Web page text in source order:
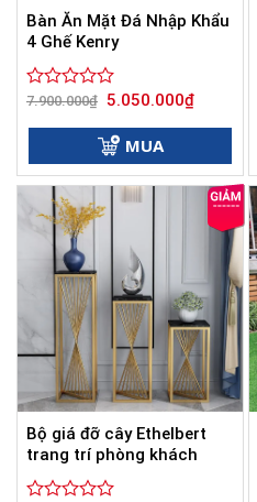
Bàn Ăn Mặt Đá Nhập Khẩu
4 Ghế Kenry
Được
5
sao
7.900.000₫ Giá
gốc
là:
7.900.000₫.
5.050.000₫Giá
hiện
tại
MUA
Bộ giá đỡ cây Ethelbert
trang trí phòng khách